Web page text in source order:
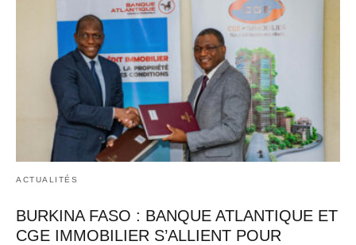
ACTUALITÉS
BURKINA FASO : BANQUE ATLANTIQUE ET
CGE IMMOBILIER S’ALLIENT POUR